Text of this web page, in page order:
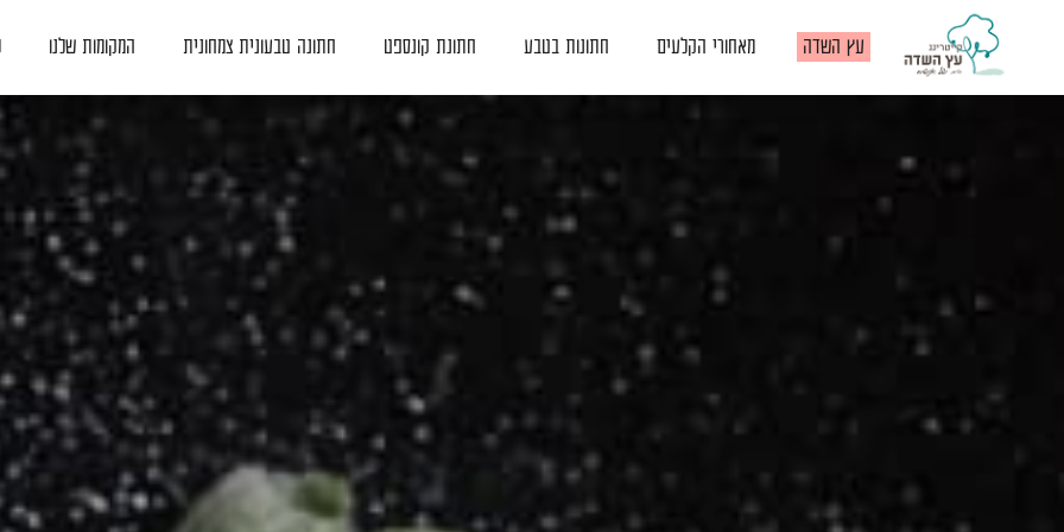
דלג לסרגל הניווט
עץ השדה מאחורי הקלעים חתונות בטבע חתונת קונספט חתונה טבעונית צמחונית המקומות שלנו